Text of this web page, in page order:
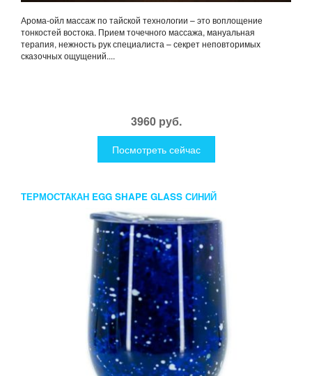
Арома-ойл массаж по тайской технологии – это воплощение
тонкостей востока. Прием точечного массажа, мануальная
терапия, нежность рук специалиста – секрет неповторимых
сказочных ощущений....
3960 руб.
Посмотреть сейчас
ТЕРМОСТАКАН EGG SHAPE GLASS СИНИЙ